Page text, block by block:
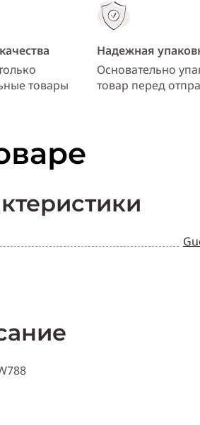
товары
Надежная
Основательно
товар перед